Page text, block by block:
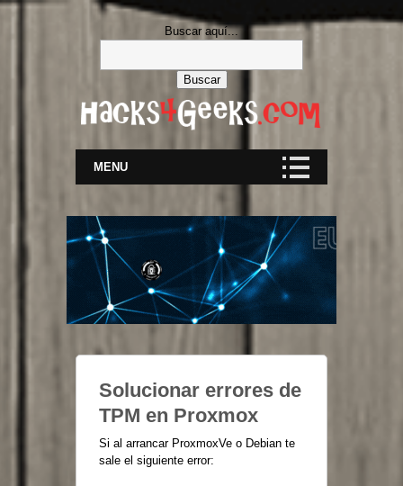
Buscar aquí...
MENU
Solucionar errores de
TPM en Proxmox
Si al arrancar ProxmoxVe o Debian te
sale el siguiente error: